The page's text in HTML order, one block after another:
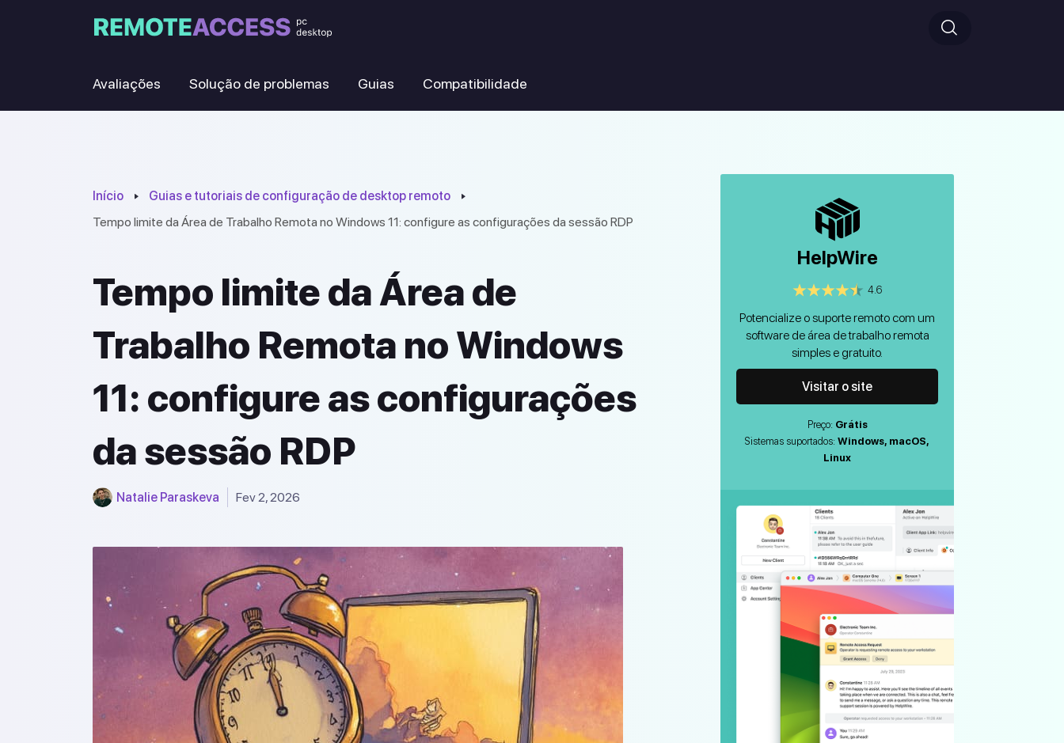
Avaliações Solução de problemas Guias Compatibilidade
Início
Guias e tutoriais de configuração de desktop remoto
Tempo limite da Área de Trabalho Remota no Windows 11: configure as configurações da sessão RDP
Tempo limite da Área de
Trabalho Remota no Windows
11: configure as configurações
da sessão RDP
Natalie Paraskeva Fev 2, 2026
HelpWire
4.6
Potencialize o suporte remoto com um
software de área de trabalho remota
simples e gratuito.
Visitar o site
Preço: Grátis
Sistemas suportados:Windows, macOS,
Linux